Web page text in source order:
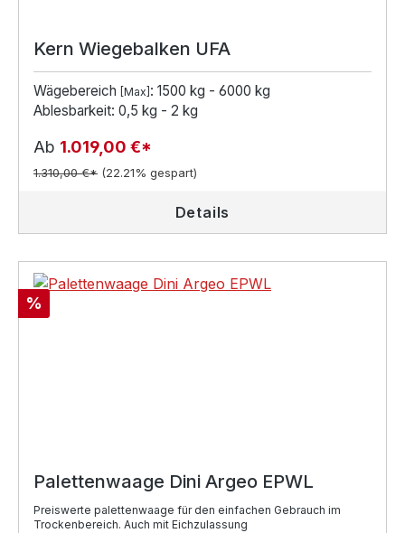
Kern Wiegebalken UFA
Wägebereich [Max] : 1500 kg - 6000 kg
Ablesbarkeit: 0,5 kg - 2 kg
Ab 1.019,00 €*
1.310,00 €* (22.21% gespart)
Details
Rabatt
%
Palettenwaage Dini Argeo EPWL
Preiswerte palettenwaage für den einfachen Gebrauch im
Trockenbereich. Auch mit Eichzulassung